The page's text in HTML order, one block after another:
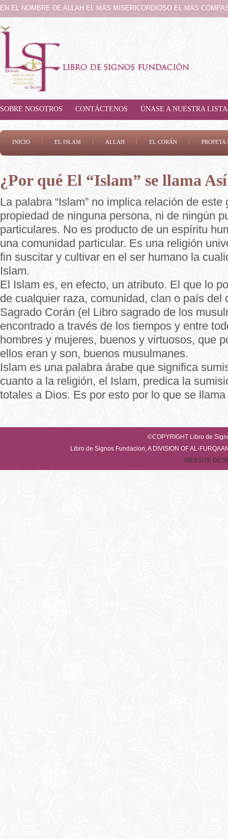
EN EL NOMBRE DE ALLAH EL MAS MISERICORDIOSO EL MAS
SOBRE NOSOTROS CONTÁCTENOS ÚNASE A NUESTRA
INICIO EL ISLAM ALLAH EL CORÁN
¿Por qué El “Islam” se llama
La palabra “Islam” no implica relación de
propiedad de ninguna persona, ni de ningún
particulares. No es producto de un espíritu
una comunidad particular. Es una religión
fin suscitar y cultivar en el ser humano la
Islam.
El Islam es, en efecto, un atributo. El que lo
de cualquier raza, comunidad, clan o país del
Sagrado Corán (el Libro sagrado de los
encontrado a través de los tiempos y entre
hombres y mujeres, buenos y virtuosos, que
ellos eran y son, buenos musulmanes.
Islam es una palabra árabe que significa
cuanto a la religión, el Islam, predica la
totales a Dios. Es por esto por lo que se
©COPYRIGHT Libro de
Libro de Signos Fundacion, A DIVISION OF AL-
WEBSITE